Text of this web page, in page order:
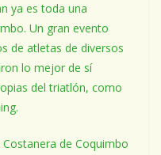
ya es toda una
Un gran evento
de atletas de diversos
lo mejor de sí
del triatlón, como
de Coquimbo